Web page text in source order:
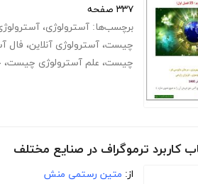
۳۳۷ صفحه
برچسب‌ها: آسترولوژی،
چیست، آسترولوژی آنلاین، فال
چیست، علم آسترولوژی چیست،
کاربرد ترموگراف در صنایع مختلف
از: متین رستمی منش